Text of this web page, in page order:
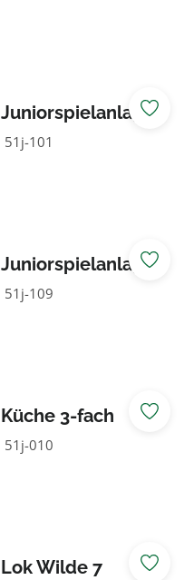
Juniorspielanlage
Noah
51j-101
Juniorspielanlage
Sam
51j-109
Küche 3-fach
51j-010
Lok Wilde 7